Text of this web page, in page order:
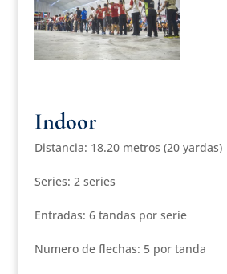
Indoor
Distancia: 18.20 metros (20 yardas)
Series: 2 series
Entradas: 6 tandas por serie
Numero de flechas: 5 por tanda